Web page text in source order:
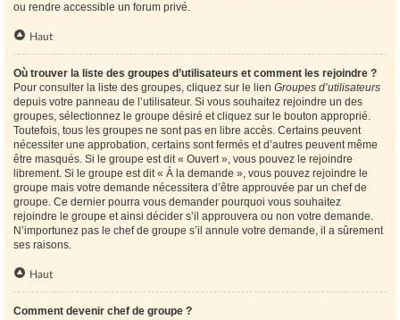
ou rendre accessible un forum privé.
Haut
Où trouver la liste des groupes d’utilisateurs et comment les rejoindre ?
Pour consulter la liste des groupes, cliquez sur le lien Groupes d’utilisateurs
depuis votre panneau de l’utilisateur. Si vous souhaitez rejoindre un des
groupes, sélectionnez le groupe désiré et cliquez sur le bouton approprié.
Toutefois, tous les groupes ne sont pas en libre accès. Certains peuvent
nécessiter une approbation, certains sont fermés et d’autres peuvent même
être masqués. Si le groupe est dit « Ouvert », vous pouvez le rejoindre
librement. Si le groupe est dit « À la demande », vous pouvez rejoindre le
groupe mais votre demande nécessitera d’être approuvée par un chef de
groupe. Ce dernier pourra vous demander pourquoi vous souhaitez
rejoindre le groupe et ainsi décider s’il approuvera ou non votre demande.
N’importunez pas le chef de groupe s’il annule votre demande, il a sûrement
ses raisons.
Haut
Comment devenir chef de groupe ?